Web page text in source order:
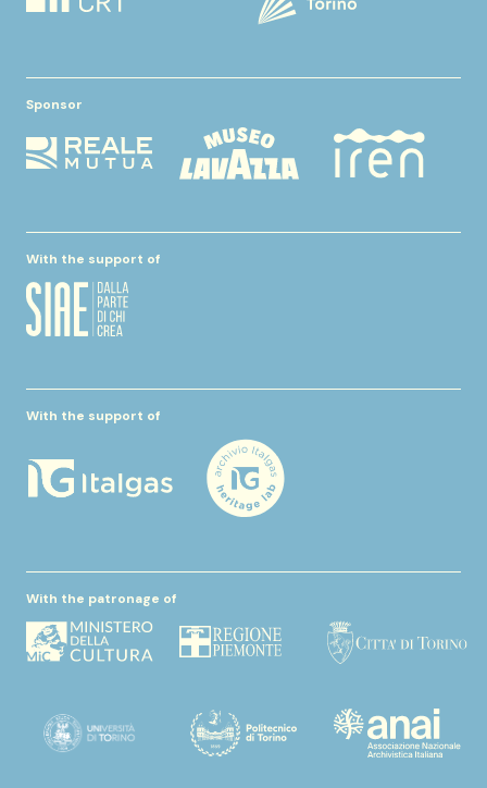
Sponsor
With the support of
With the support of
With the patronage of